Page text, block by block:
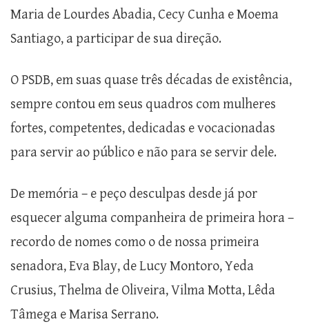
Maria de Lourdes Abadia, Cecy Cunha e Moema
Santiago, a participar de sua direção.
O PSDB, em suas quase três décadas de existência,
sempre contou em seus quadros com mulheres
fortes, competentes, dedicadas e vocacionadas
para servir ao público e não para se servir dele.
De memória – e peço desculpas desde já por
esquecer alguma companheira de primeira hora –
recordo de nomes como o de nossa primeira
senadora, Eva Blay, de Lucy Montoro, Yeda
Crusius, Thelma de Oliveira, Vilma Motta, Lêda
Tâmega e Marisa Serrano.